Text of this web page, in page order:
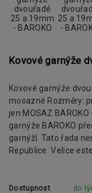
Kovové garnýže
Kovové garnýže
mosazné Rozměry:
jen MOSAZ BAROKO
garnýže BAROKO
garnýží. Tato řada
Republice. Velice
Dostupnost do